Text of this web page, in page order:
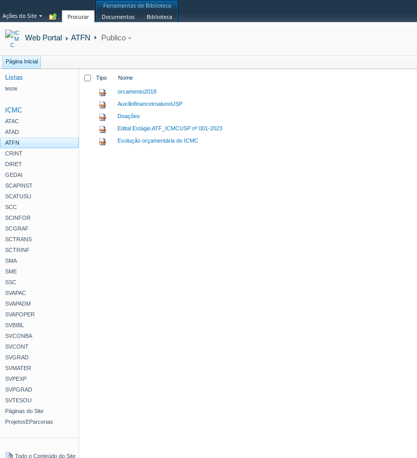
Ações do Site Procurar
Ferramentas de Biblioteca
Documentos
Biblioteca
Web Portal ATFN Publico
Página Inicial
Listas
teste
ICMC
ATAC
ATAD
ATFN
CRINT
DIRET
GEDAI
SCAPINST
SCATUSU
SCC
SCINFOR
SCGRAF
SCTRANS
SCTRINF
SMA
SME
SSC
SVAPAC
SVAPADM
SVAPOPER
SVBIBL
SVCONBA
SVCONT
SVGRAD
SVMATER
SVPEXP
SVPGRAD
SVTESOU
Páginas do Site
ProjetosEParcerias
Todo o Conteúdo do Site
Tipo Nome
orcamento2018
AuxíliofinanceiroalunoUSP
Doações
Edital Estágio ATF_ICMCUSP nº 001-2023
Evolução orçamentária do ICMC